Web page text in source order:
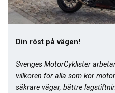
Din röst på vägen!
Sveriges MotorCyklister
villkoren för alla som kör
säkrare vägar, bättre